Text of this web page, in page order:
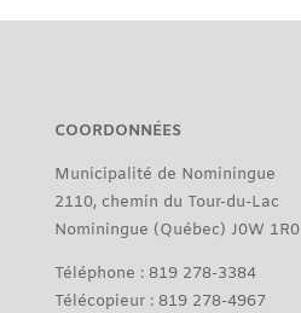
COORDONNÉES
Municipalité de Nominingue
2110, chemin du Tour-du-Lac
Nominingue (Québec) J0W 1R0
Téléphone : 819 278-3384
Télécopieur : 819 278-4967